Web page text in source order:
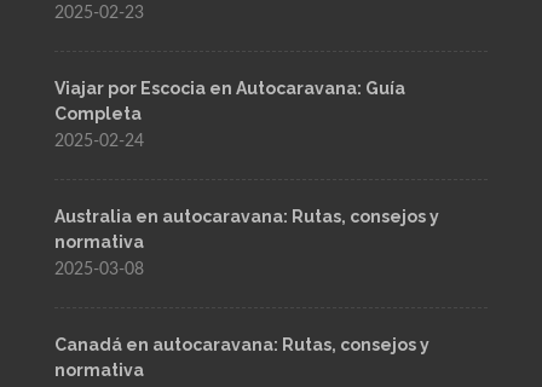
2025-02-23
Viajar por Escocia en Autocaravana: Guía
Completa
2025-02-24
Australia en autocaravana: Rutas, consejos y
normativa
2025-03-08
Canadá en autocaravana: Rutas, consejos y
normativa